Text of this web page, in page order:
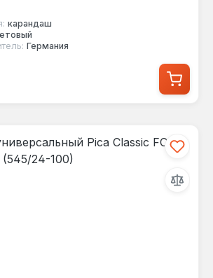
карандаш
Германия